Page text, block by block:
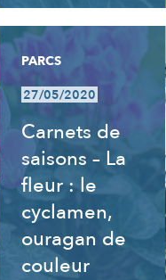
PARCS
27/05/2020
Carnets de
saisons – La
fleur : le
cyclamen,
ouragan de
couleur